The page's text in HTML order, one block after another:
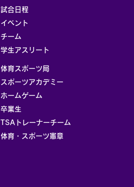
試合日程
イベント
チーム
学生アスリート
体育スポーツ局
スポーツアカデミー
ホームゲーム
卒業生
TSAトレーナーチーム
体育・スポーツ憲章